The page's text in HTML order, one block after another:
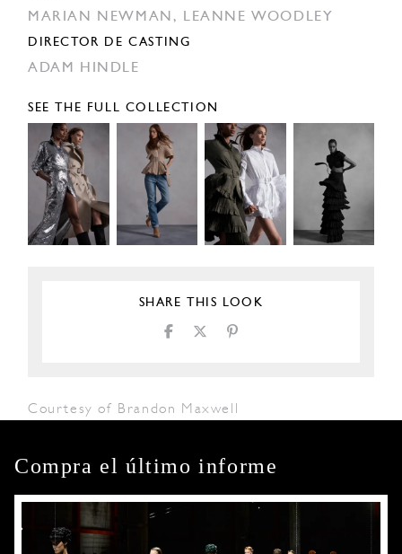
MARIAN NEWMAN, LEANNE WOODLEY
DIRECTOR DE CASTING
ADAM HINDLE
SEE THE FULL COLLECTION
SHARE THIS LOOK
Courtesy of Brandon Maxwell
Compra el último informe